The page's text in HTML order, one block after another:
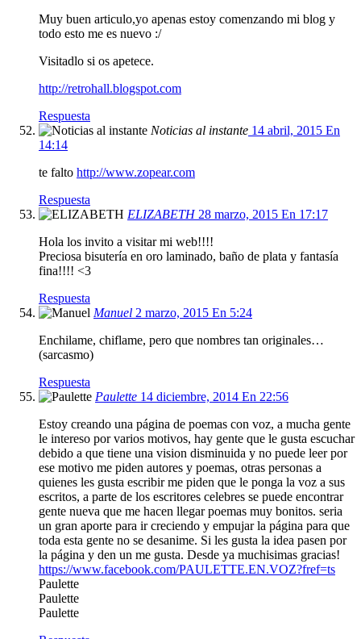
Muy buen articulo,yo apenas estoy comenzando mi blog y
todo esto me es nuevo :/
Visitadlo si os apetece.
http://retrohall.blogspot.com
Respuesta
Noticias al instante 14 abril, 2015 En
14:14
te falto http://www.zopear.com
Respuesta
ELIZABETH 28 marzo, 2015 En 17:17
Hola los invito a visitar mi web!!!!
Preciosa bisutería en oro laminado, baño de plata y fantasía
fina!!!! <3
Respuesta
Manuel 2 marzo, 2015 En 5:24
Enchilame, chiflame, pero que nombres tan originales…
(sarcasmo)
Respuesta
Paulette 14 diciembre, 2014 En 22:56
Estoy creando una página de poemas con voz, a mucha gente
le intereso por varios motivos, hay gente que le gusta escuchar
debido a que tiene una vision disminuida y no puede leer por
ese motivo me piden autores y poemas, otras personas a
quienes les gusta escribir me piden que le ponga la voz a sus
escritos, a parte de los escritores celebres se puede encontrar
gente nueva que me hacen llegar poemas muy bonitos. seria
un gran aporte para ir creciendo y empujar la página para que
toda esta gente no se desanime. Si les gusta la idea pasen por
la página y den un me gusta. Desde ya muchisimas gracias!
https://www.facebook.com/PAULETTE.EN.VOZ?fref=ts
Paulette
Paulette
Paulette